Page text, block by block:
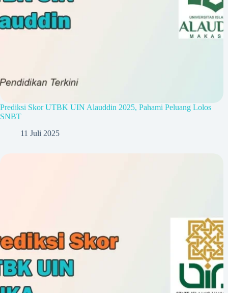
Prediksi Skor UTBK UIN Alauddin 2025, Pahami Peluang Lolos
SNBT
11 Juli 2025